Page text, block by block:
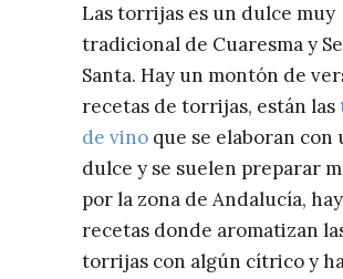
Las torrijas es un dulce muy
tradicional de Cuaresma y
Santa. Hay un montón de
recetas de torrijas, están las
de vino que se elaboran con
dulce y se suelen preparar
por la zona de Andalucía, hay
recetas donde aromatizan
torrijas con algún cítrico y